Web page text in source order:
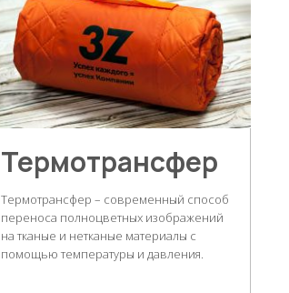
Термотрансфер
Термотрансфер – современный способ
переноса полноцветных изображений
на тканые и нетканые материалы с
помощью температуры и давления.